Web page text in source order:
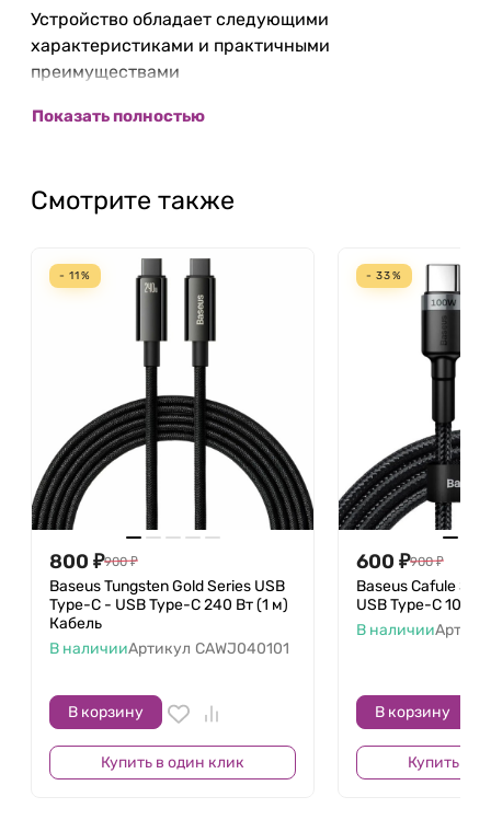
Устройство обладает следующими
характеристиками и практичными
преимуществами
Длина: 3м.
способность 3 А, максимальная мощность 20
Ватт. Сердечник: 148 пятижильных медных
Показать полностью
Смотрите также
- 11%
800 ₽900 ₽
Baseus Tungsten Gold Series USB
Type-C - USB Type-C 240 Вт (1 м)
Кабель
В наличииАртикул CAWJ040101
В корзину
Купить в один клик
- 33%
600 ₽900 ₽
Baseus Cafule
USB Type-C 100
В наличии
В корзину
Купить в